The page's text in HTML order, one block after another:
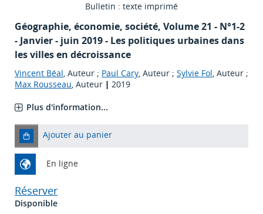
Bulletin : texte imprimé
Géographie, économie, société, Volume 21 - N°1-2
- Janvier - juin 2019 - Les politiques urbaines dans
les villes en décroissance
Vincent Béal, Auteur ; Paul Cary, Auteur ; Sylvie Fol, Auteur ;
Max Rousseau, Auteur | 2019
Plus d'information...
Ajouter au panier
En ligne
Réserver
Disponible